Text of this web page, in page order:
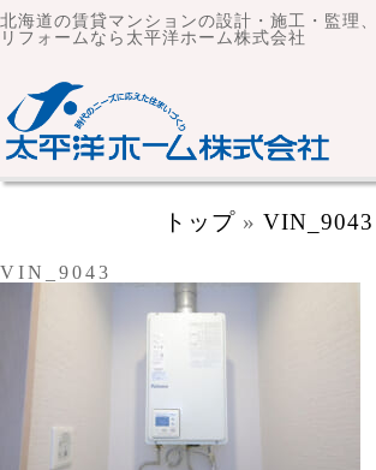
北海道の賃貸マンションの設計・施工・監理
リフォームなら太平洋ホーム株式会社
トップ »VIN_9043
VIN_9043